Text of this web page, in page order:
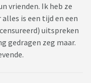
vrienden. Ik heb ze
is een tijd en een
uitspreken
gedragen zeg maar.